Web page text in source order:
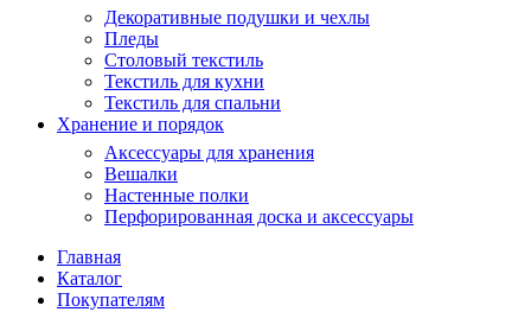
Декоративные подушки и чехлы
Пледы
Столовый текстиль
Текстиль для кухни
Текстиль для спальни
Хранение и порядок
Аксессуары для хранения
Вешалки
Настенные полки
Перфорированная доска и аксессуары
Главная
Каталог
Покупателям